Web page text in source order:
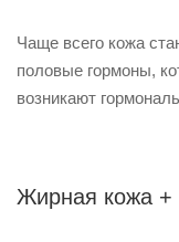
Чаще всего кожа
половые гормоны,
возникают
Жирная кожа +